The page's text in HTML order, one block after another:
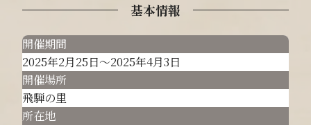
基本情報
開催期間
2025年2月25日～2025年4月3日
開催場所
飛騨の里
所在地